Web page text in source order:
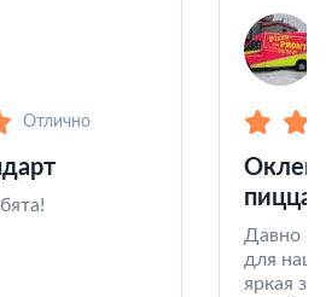
Отлично
пицца
Давно
для
яркая